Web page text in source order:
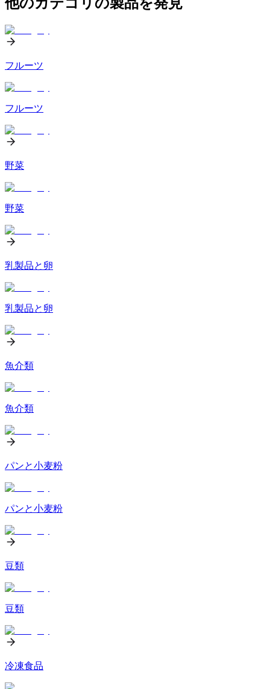
フルーツ
フルーツ
野菜
野菜
乳製品と卵
乳製品と卵
魚介類
魚介類
パンと小麦粉
パンと小麦粉
豆類
豆類
冷凍食品